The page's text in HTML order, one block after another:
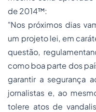
de 2014™:
"Nos próximos dias
um projeto lei, em
questão,
como boa parte dos
garantir a segurança
jornalistas e, ao
tolere atos de